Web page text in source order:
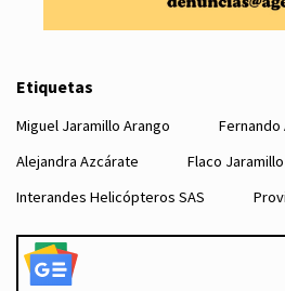
Etiquetas
Miguel Jaramillo Arango
Alejandra Azcárate
Flaco Jaramillo
Interandes Helicópteros SAS